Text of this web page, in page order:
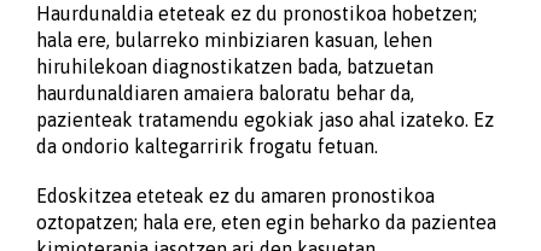
Haurdunaldia eteteak ez du pronostikoa hobetzen;
hala ere, bularreko minbiziaren kasuan, lehen
hiruhilekoan diagnostikatzen bada, batzuetan
haurdunaldiaren amaiera baloratu behar da,
pazienteak tratamendu egokiak jaso ahal izateko. Ez
da ondorio kaltegarririk frogatu fetuan.
Edoskitzea eteteak ez du amaren pronostikoa
oztopatzen; hala ere, eten egin beharko da pazientea